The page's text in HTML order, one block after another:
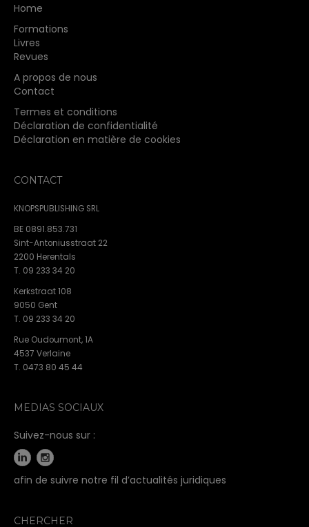
Home
Formations
Livres
Revues
A propos de nous
Contact
Termes et conditions
Déclaration de confidentialité
Déclaration en matière de cookies
CONTACT
KNOPSPUBLISHING SRL
BE 0891.853.731
Sint-Antoniusstraat 22
2200 Herentals
T. 09 233 34 20
Kerkstraat 108
9050 Gent
T. 09 233 34 20
Rue Oudoumont, 1A
4537 Verlaine
T. 0473 80 45 44
MEDIAS SOCIAUX
Suivez-nous sur :
afin de suivre notre fil d’actualités juridiques
CHERCHER